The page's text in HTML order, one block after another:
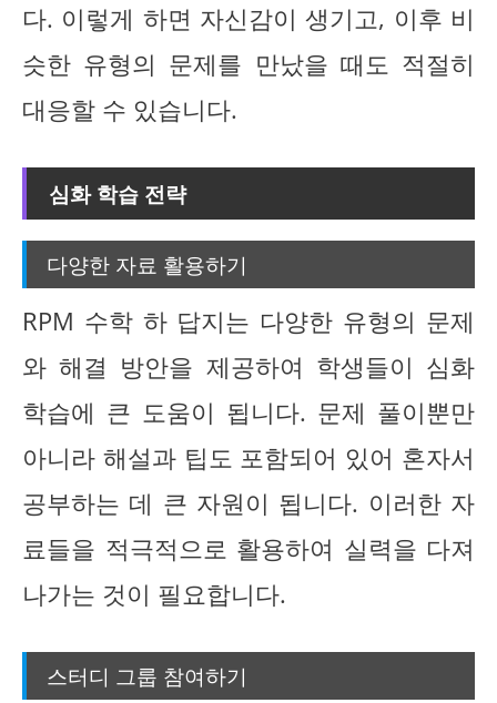
다. 이렇게 하면 자신감이 생기고, 이후 비
슷한 유형의 문제를 만났을 때도 적절히
대응할 수 있습니다.
심화 학습 전략
다양한 자료 활용하기
RPM 수학 하 답지는 다양한 유형의 문제
와 해결 방안을 제공하여 학생들이 심화
학습에 큰 도움이 됩니다. 문제 풀이뿐만
아니라 해설과 팁도 포함되어 있어 혼자서
공부하는 데 큰 자원이 됩니다. 이러한 자
료들을 적극적으로 활용하여 실력을 다져
나가는 것이 필요합니다.
스터디 그룹 참여하기